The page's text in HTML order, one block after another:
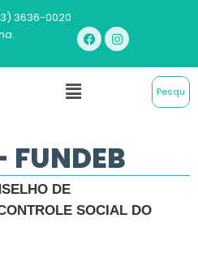
3636-0020
FUNDEB
DE
SOCIAL DO